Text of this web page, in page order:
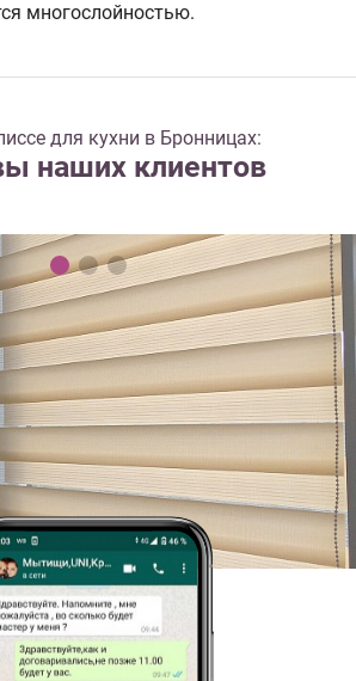
многослойностью.
для кухни в Бронницах:
наших клиентов